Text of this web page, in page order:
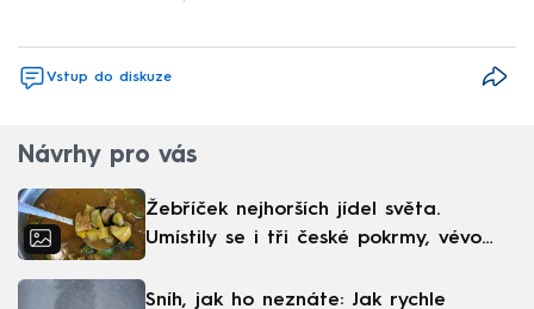
Vstup do diskuze
Návrhy pro vás
Žebříček nejhorších jídel světa.
Umístily se i tři české pokrmy, vévodí
Sníh, jak ho neznáte: Jak rychle